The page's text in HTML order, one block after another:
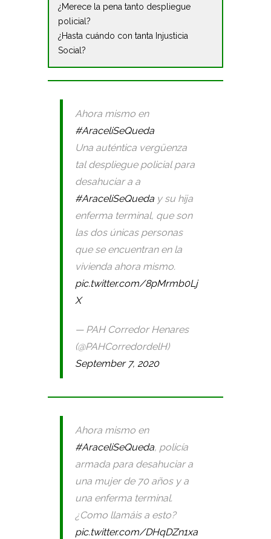
¿Merece la pena tanto despliegue
policial?
¿Hasta cuándo con tanta Injusticia
Social?
Ahora mismo en
#AraceliSeQueda
Una auténtica vergüenza
tal despliegue policial para
desahuciar a a
#AraceliSeQueda y su hija
enferma terminal, que son
las dos únicas personas
que se encuentran en la
vivienda ahora mismo.
pic.twitter.com/8pMrmb0Lj
X
— PAH Corredor Henares
(@PAHCorredordelH)
September 7, 2020
Ahora mismo en
#AraceliSeQueda, policía
armada para desahuciar a
una mujer de 70 años y a
una enferma terminal.
¿Como llamáis a esto?
pic.twitter.com/DHqDZn1xa